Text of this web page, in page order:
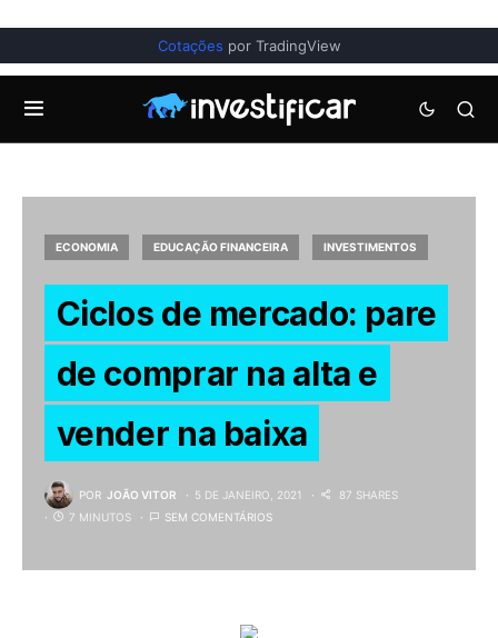
Cotações por TradingView
ECONOMIA EDUCAÇÃO FINANCEIRA INVESTIMENTOS
Ciclos de mercado: pare
de comprar na alta e
vender na baixa
POR JOÃO VITOR 5 DE JANEIRO, 2021
87 SHARES
7 MINUTOS
SEM COMENTÁRIOS